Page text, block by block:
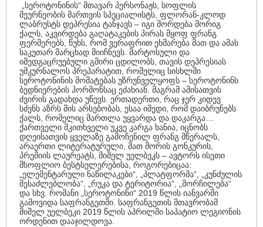
„სეროტონინის“ მთავარ პერსონაჟს, სოფლის
მეურნეობის მართვის სპეციალისტს, ფლორან-კლოდ
ლაბრუსტს დეპრესია ტანჯავს – იგი შორდება მორიგ
ქალს, აკვირდება გაღატაკების პირას მყოფ ფრანგ
ფერმერებს, წუხს, რომ ვერაფრით ეხმარება მათ და ამას
საკუთარ მარცხად მიიჩნევს. მარტოსული და
იმედგაცრუებული გმირი ცდილობს, თავის დეპრესიას
უმკურნალოს პრეპარატით, რომელიც სისხლში
სეროტონინის მომატებას უზრუნველყოფს – სეროტონინს
ბედნიერების ჰორმონსაც ეძახიან. მაგრამ ამისათვის
ძვირის გადახდა უწევს. ერთადერთი, რაც ჯერ კიდევ
სძენს აზრს მის არსებობას, ესაა იმედი, რომ დაიბრუნებს
ქალს, რომელიც მართლა უყვარდა და დაკარგა…
ქართველი მკითხველი უკვე კარგა ხანია, იცნობს
დღეისათვის ყველაზე გამოჩენილ ფრანგ მწერალს,
არაერთი ლიტერატურული, მათ შორის გონკურის,
პრემიის ლაურეატს, მიშელ უელბეკს – ავტორს ისეთი
მსოფლიო ბესტსელერებისა, როგორებიცაა:
„ელემენტარული ნაწილაკები“, „პლატფორმა“, „კუნძულის
შესაძლებლობა“, „რუკა და ტერიტორია“, „მორჩილება“
და სხვ. რომანი „სეროტონინი“ 2019 წლის იანვარში
გამოვიდა საფრანგეთში. საფრანგეთის მთავრობამ
მიშელ უელბეკი 2019 წლის აპრილში საპატიო ლეგიონის
ორდენით დააჯილდოვა.